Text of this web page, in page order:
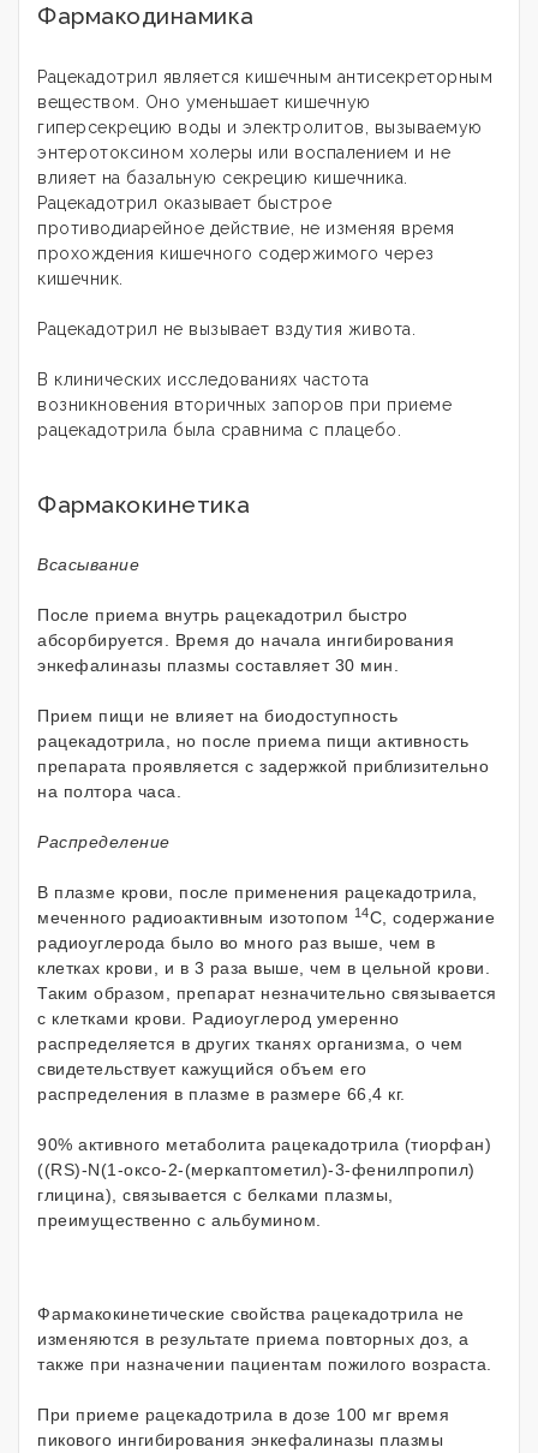
Фармакодинамика
Рацекадотрил является кишечным антисекреторным
веществом. Оно уменьшает кишечную
гиперсекрецию воды и электролитов, вызываемую
энтеротоксином холеры или воспалением и не
влияет на базальную секрецию кишечника.
Рацекадотрил оказывает быстрое
противодиарейное действие, не изменяя время
прохождения кишечного содержимого через
кишечник.
Рацекадотрил не вызывает вздутия живота.
В клинических исследованиях частота
возникновения вторичных запоров при приеме
рацекадотрила была сравнима с плацебо.
Фармакокинетика
Всасывание
После приема внутрь рацекадотрил быстро
абсорбируется. Время до начала ингибирования
энкефалиназы плазмы составляет 30 мин.
Прием пищи не влияет на биодоступность
рацекадотрила, но после приема пищи активность
препарата проявляется с задержкой приблизительно
на полтора часа.
Распределение
В плазме крови, после применения рацекадотрила,
меченного радиоактивным изотопом 14С, содержание
радиоуглерода было во много раз выше, чем в
клетках крови, и в 3 раза выше, чем в цельной крови.
Таким образом, препарат незначительно связывается
с клетками крови. Радиоуглерод умеренно
распределяется в других тканях организма, о чем
свидетельствует кажущийся объем его
распределения в плазме в размере 66,4 кг.
90% активного метаболита рацекадотрила (тиорфан)
((RS)-N(1-оксо-2-(меркаптометил)-3-фенилпропил)
глицина), связывается с белками плазмы,
преимущественно с альбумином.
Фармакокинетические свойства рацекадотрила не
изменяются в результате приема повторных доз, а
также при назначении пациентам пожилого возраста.
При приеме рацекадотрила в дозе 100 мг время
пикового ингибирования энкефалиназы плазмы